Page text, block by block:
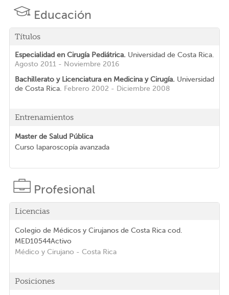
Educación
Títulos
Especialidad en Cirugía Pediátrica. Universidad de Costa Rica.
Agosto 2011 - Noviembre 2016
Bachillerato y Licenciatura en Medicina y Cirugía. Universidad
de Costa Rica. Febrero 2002 - Diciembre 2008
Entrenamientos
Master de Salud Pública
Curso laparoscopía avanzada
Profesional
Licencias
Colegio de Médicos y Cirujanos de Costa Rica cod.
MED10544Activo
Médico y Cirujano - Costa Rica
Posiciones